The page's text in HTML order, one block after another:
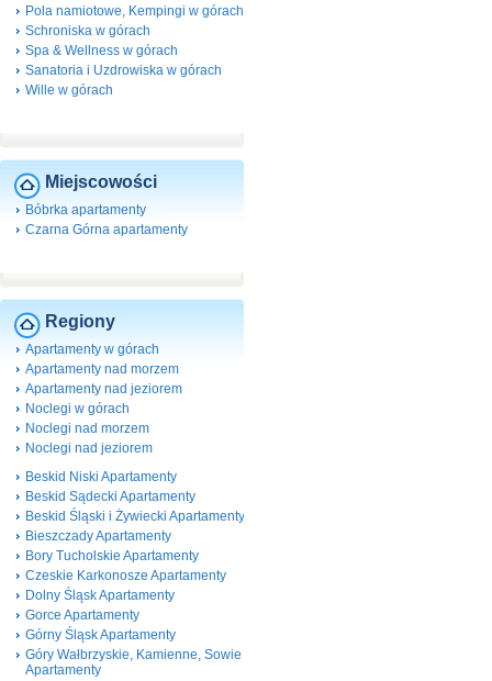
Pola namiotowe, Kempingi w górach
Schroniska w górach
Spa & Wellness w górach
Sanatoria i Uzdrowiska w górach
Wille w górach
Miejscowości
Bóbrka apartamenty
Czarna Górna apartamenty
Regiony
Apartamenty w górach
Apartamenty nad morzem
Apartamenty nad jeziorem
Noclegi w górach
Noclegi nad morzem
Noclegi nad jeziorem
Beskid Niski Apartamenty
Beskid Sądecki Apartamenty
Beskid Śląski i Żywiecki Apartamenty
Bieszczady Apartamenty
Bory Tucholskie Apartamenty
Czeskie Karkonosze Apartamenty
Dolny Śląsk Apartamenty
Gorce Apartamenty
Górny Śląsk Apartamenty
Góry Wałbrzyskie, Kamienne, Sowie
Apartamenty